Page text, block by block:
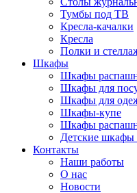
Тумбы под ТВ
Кресла-качалки
Кресла
Полки и
Шкафы
Шкафы
Шкафы для
Шкафы для
Шкафы-купе
Шкафы
Детские
Контакты
Наши работы
О нас
Новости